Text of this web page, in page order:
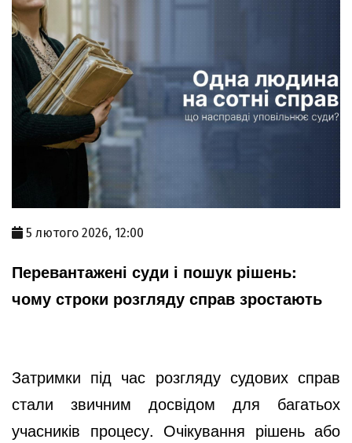
5 лютого 2026, 12:00
Перевантажені суди і пошук рішень:
чому строки розгляду справ зростають
Затримки під час розгляду судових справ
стали звичним досвідом для багатьох
учасників процесу. Очікування рішень або